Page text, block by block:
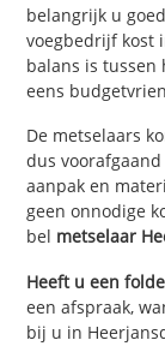
belangrijk u
voegbedrijf kost
balans is tussen
eens
De metselaars
dus
aanpak en
geen onnodige
bel metselaar
Heeft u een
een afspraak,
bij u in